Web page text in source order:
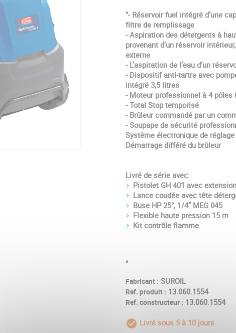
"- Réservoir fuel intégré d’une
filtre de remplissage
- Aspiration des détergents à
provenant d’un réservoir
externe
- L’aspiration de l’eau d’un
- Dispositif anti-tartre avec
intégré 3,5 litres
- Moteur professionnel à 4 pôles
- Total Stop temporisé
- Brûleur commandé par un
- Soupape de sécurité
Système électronique de
Démarrage différé du brûleur
Livré de série avec:
Pistolet GH 401 avec
Lance coudée avec tête
Buse HP 25°, 1/4” MEG 045
Flexible haute pression 15 m
Kit contrôle flamme
"
Fabricant : SUROIL
Ref. produit : 13.060.1554
Ref. constructeur : 13.060.1554
check_circle_outline
Livré sous 5 à 10 jours